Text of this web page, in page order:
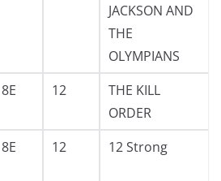
JACKSON AND
THE
OLYMPIANS
8E 12
THE KILL
ORDER
8E 12 12 Strong